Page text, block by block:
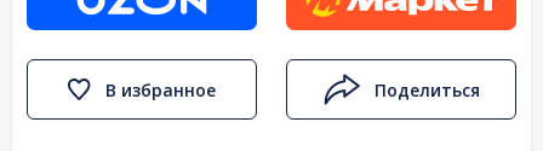
Поделиться
В избранное